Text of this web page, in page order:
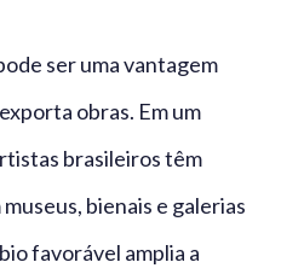
ser uma vantagem
obras. Em um
brasileiros têm
bienais e galerias
favorável amplia a